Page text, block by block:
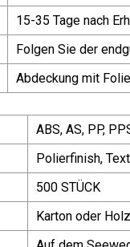
15-35 Tage nach
Folgen Sie der
Abdeckung mit
ABS, AS, PP,
Polierfinish,
500 STÜCK
Karton oder